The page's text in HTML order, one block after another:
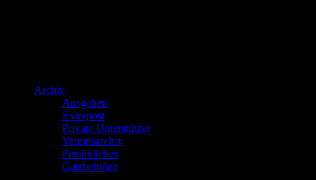
Archiv
Ausgaben
Extrapost
Private Unterstützer
Vereinsarchiv
Persönliches
Gastbeiträge